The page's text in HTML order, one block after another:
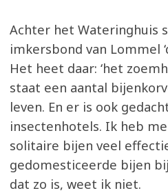
Achter het Wateringhuis
imkersbond van Lommel
Het heet daar: ‘het
staat een aantal
leven. En er is ook
insectenhotels. Ik heb
solitaire bijen veel
gedomesticeerde bijen
dat zo is, weet ik niet.